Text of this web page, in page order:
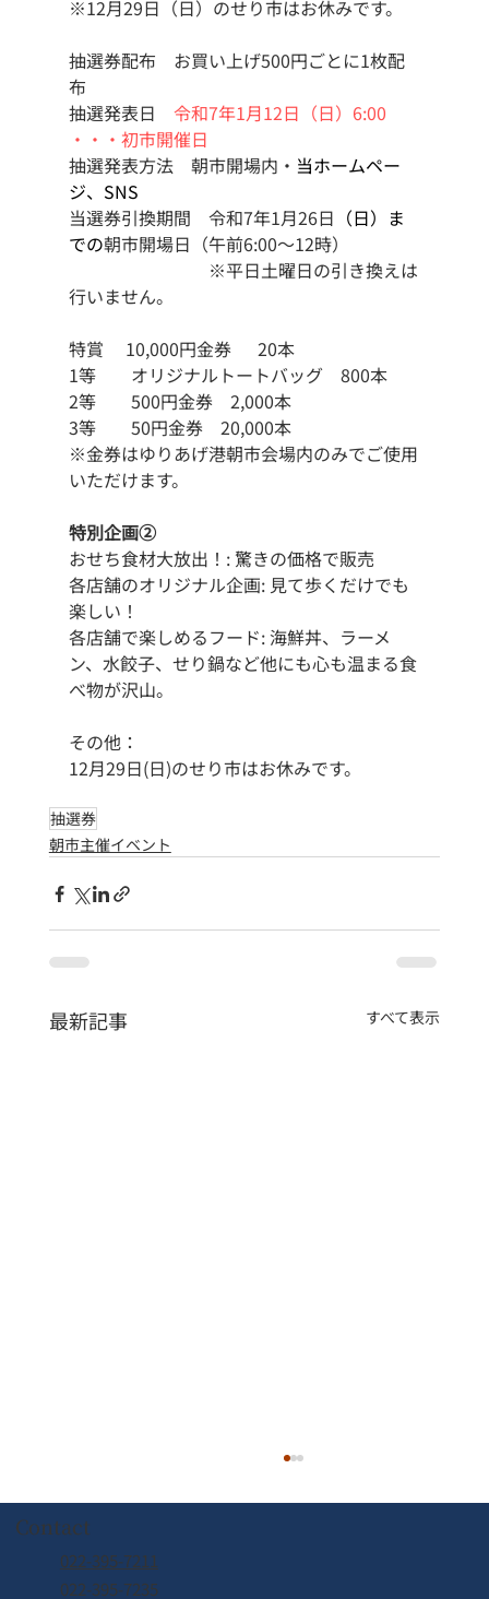
※12月29日（日）のせり市はお休みです。
抽選券配布　お買い上げ500円ごとに1枚配
布
抽選発表日 令和7年1月12日（日）6:00
・・・初市開催日
抽選発表方法　朝市開場内・ 当ホームペー
ジ、SNS
当選券引換期間　令和7年1月26日 （日）ま
での朝市開場日（午前6:00〜12時）
※平日土曜日の引き換えは
行いません。
特賞　 10,000円金券 　 20本
1等　　オリジナルトートバッグ　800本
2等　　500円金券　2,000本
3等　　50円金券　20,000本
※金券はゆりあげ港朝市会場内のみでご使用
いただけます。
特別企画②
おせち食材大放出！: 驚きの価格で販売
各店舗のオリジナル企画: 見て歩くだけでも
楽しい！
各店舗で楽しめるフード: 海鮮丼、ラーメ
ン、水餃子、せり鍋など他にも心も温まる食
べ物が沢山。
その他：
12月29日(日)のせり市はお休みです。
抽選券
朝市主催イベント
最新記事 すべて表示
Contact
022-395-7211
022-395-7235